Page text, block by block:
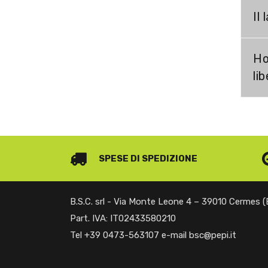
Il
SPESE DI SPEDIZIONE
B.S.C. srl - Via Monte Leone 4 – 39010 Cermes
Part. IVA: IT02433580210
Tel +39 0473-563107 e-mail bsc@pepi.it